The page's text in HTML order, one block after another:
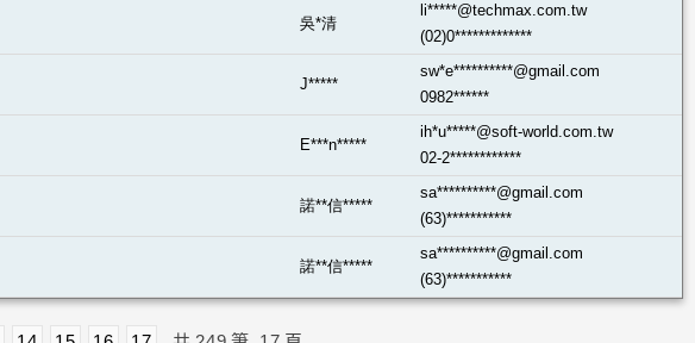
吳*清
li*****@techmax.com.tw
(02)0*************
J*****
sw*e**********@gmail.com
0982******
E***n*****
ih*u*****@soft-world.com.tw
02-2************
諾**信*****
sa**********@gmail.com
(63)***********
諾**信*****
sa**********@gmail.com
(63)***********